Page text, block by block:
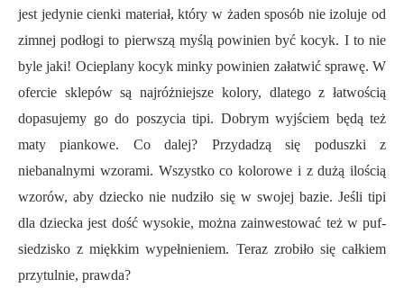
jest jedynie cienki materiał, który w żaden sposób nie izoluje od
zimnej podłogi to pierwszą myślą powinien być kocyk. I to nie
byle jaki! Ocieplany kocyk minky powinien załatwić sprawę. W
ofercie sklepów są najróżniejsze kolory, dlatego z łatwością
dopasujemy go do poszycia tipi. Dobrym wyjściem będą też
maty piankowe. Co dalej? Przydadzą się poduszki z
niebanalnymi wzorami. Wszystko co kolorowe i z dużą ilością
wzorów, aby dziecko nie nudziło się w swojej bazie. Jeśli tipi
dla dziecka jest dość wysokie, można zainwestować też w puf-
siedzisko z miękkim wypełnieniem. Teraz zrobiło się całkiem
przytulnie, prawda?